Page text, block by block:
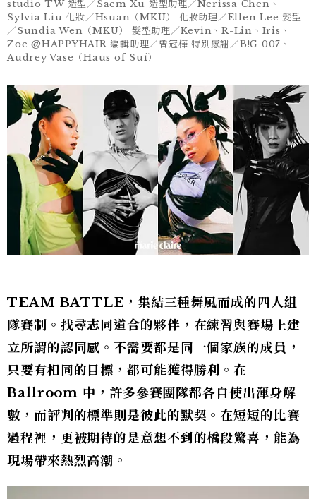
studio TW 造型／Saem Xu 造型助理／Nerissa Chen、
Sylvia Liu 化妝／Hsuan（MKU） 化妝助理／Ellen Lee 髮型
／Sundia Wen（MKU） 髮型助理／Kevin、R-Lin、Iris、
Zoe @HAPPYHAIR 編輯助理／曾冠樺 特別感謝／B!G 007、
Audrey Vase（Haus of Suí）
TEAM BATTLE，集結三種舞風而成的四人組
隊賽制。找尋志同道合的夥伴，在練習與賽場上建
立所謂的認同感。不需要都是同一個家族的成員，
只要有相同的目標，都可能獲得勝利。在
Ballroom 中，許多參賽團隊都各自使出渾身解
數，而評判的標準則是彼此的默契。在短短的比賽
過程裡，更被期待的是意想不到的橋段驚喜，能為
現場帶來熱烈高潮。